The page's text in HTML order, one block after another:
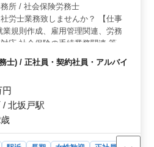
境が整っています。 ＜業務
して、就業規則の作成や助成
行など経営者をサポートする
の負担を軽減し、企業の成長
社労士事務所 / 社会保険労務士
社労士業務致しませんか？ 【仕事
業規則作成、雇用管理関連、労務
対応 社会保険の手続業務関連 等
中 希望条件・待遇相談して下さ
ご応募お待ちしております！
士) / 正社員・契約社員・アルバイ
円
/ 北坂戸駅